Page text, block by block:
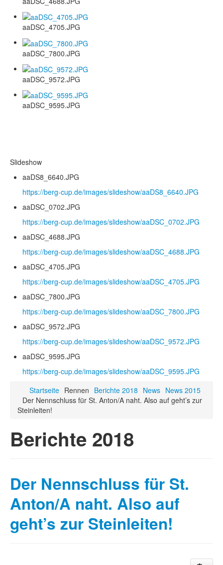
aaDSC_4705.JPG
aaDSC_7800.JPG
aaDSC_9572.JPG
aaDSC_9595.JPG
Slideshow
aaDS8_6640.JPG
https://berg-cup.de/images/slideshow/aaDS8_6640.JPG
aaDSC_0702.JPG
https://berg-cup.de/images/slideshow/aaDSC_0702.JPG
aaDSC_4688.JPG
https://berg-cup.de/images/slideshow/aaDSC_4688.JPG
aaDSC_4705.JPG
https://berg-cup.de/images/slideshow/aaDSC_4705.JPG
aaDSC_7800.JPG
https://berg-cup.de/images/slideshow/aaDSC_7800.JPG
aaDSC_9572.JPG
https://berg-cup.de/images/slideshow/aaDSC_9572.JPG
aaDSC_9595.JPG
https://berg-cup.de/images/slideshow/aaDSC_9595.JPG
Startseite Rennen Berichte 2018 News News 2015
Der Nennschluss für St. Anton/A naht. Also auf geht’s zur
Steinleiten!
Berichte 2018
Der Nennschluss für St.
Anton/A naht. Also auf
geht’s zur Steinleiten!